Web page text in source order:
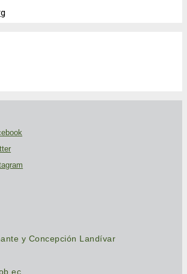
y Concepción Landívar